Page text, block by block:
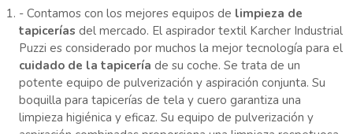
- Contamos con los mejores equipos de limpieza de
tapicerías del mercado. El aspirador textil Karcher Industrial
Puzzi es considerado por muchos la mejor tecnología para el
cuidado de la tapicería de su coche. Se trata de un
potente equipo de pulverización y aspiración conjunta. Su
boquilla para tapicerías de tela y cuero garantiza una
limpieza higiénica y eficaz. Su equipo de pulverización y